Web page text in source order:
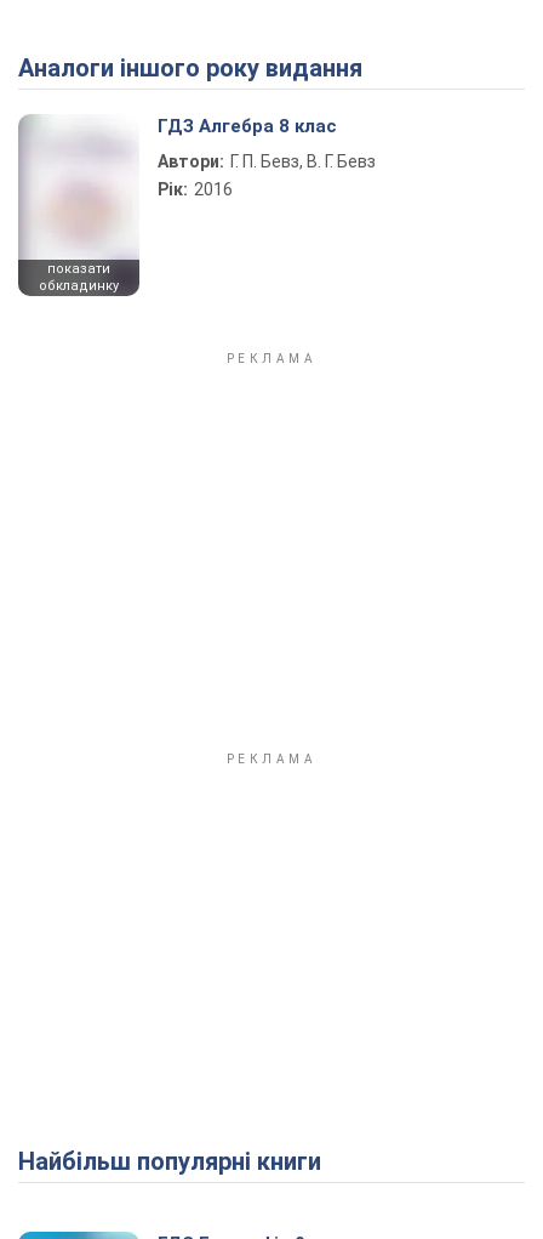
Аналоги іншого року видання
показати
обкладинку
ГДЗ Алгебра 8 клас
Автори: Г. П. Бевз, В. Г. Бевз
Рік: 2016
Найбільш популярні книги